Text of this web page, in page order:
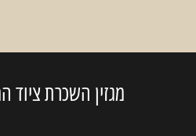
מגזין השכרת ציוד